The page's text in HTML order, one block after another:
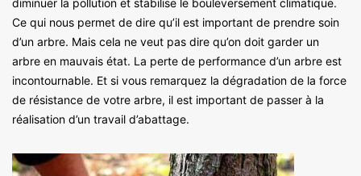
diminuer la pollution et stabilise le bouleversement climatique.
Ce qui nous permet de dire qu’il est important de prendre soin
d’un arbre. Mais cela ne veut pas dire qu’on doit garder un
arbre en mauvais état. La perte de performance d’un arbre est
incontournable. Et si vous remarquez la dégradation de la force
de résistance de votre arbre, il est important de passer à la
réalisation d’un travail d’abattage.